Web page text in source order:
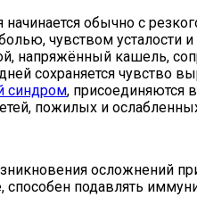
обычно с
чувством усталости
напряжённый кашель,
сохраняется чувство
синдром, присоединяются
пожилых и
осложнений
подавлять